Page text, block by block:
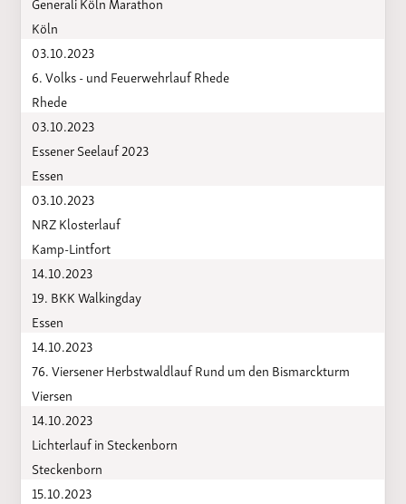
Köln
03.10.2023
6. Volks - und Feuerwehrlauf Rhede
Rhede
03.10.2023
Essener Seelauf 2023
Essen
03.10.2023
NRZ Klosterlauf
Kamp-Lintfort
14.10.2023
19. BKK Walkingday
Essen
14.10.2023
76. Viersener Herbstwaldlauf Rund um den Bismarckturm
Viersen
14.10.2023
Lichterlauf in Steckenborn
Steckenborn
15.10.2023